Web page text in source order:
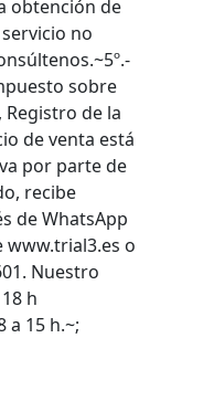
obtención de
no
sobre
de la
de venta está
por parte de
recibe
de WhatsApp
www.trial3.es o
Nuestro
h
a 15 h.~;